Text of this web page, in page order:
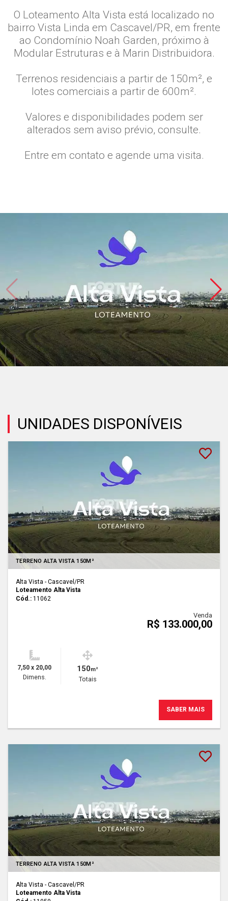
O Loteamento Alta Vista está localizado no
bairro Vista Linda em Cascavel/PR, em frente
ao Condomínio Noah Garden, próximo à
Modular Estruturas e à Marin Distribuidora.
Terrenos residenciais a partir de 150m², e
lotes comerciais a partir de 600m².
Valores e disponibilidades podem ser
alterados sem aviso prévio, consulte.
Entre em contato e agende uma visita.
UNIDADES DISPONÍVEIS
TERRENO ALTA VISTA 150M²
Alta Vista - Cascavel /PR
Loteamento Alta Vista
Cód.: 11062
Venda
R$ 133.000,00
7,50 x 20,00
Dimens.
150m²
Totais
SABER MAIS
TERRENO ALTA VISTA 150M²
Alta Vista - Cascavel /PR
Loteamento Alta Vista